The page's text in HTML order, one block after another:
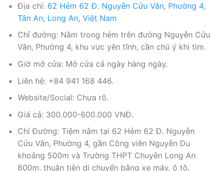
Địa chỉ: 62 Hẻm 62 Đ. Nguyễn Cửu Vân, Phường 4,
Tân An, Long An, Việt Nam
Chỉ đường: Nằm trong hẻm trên đường Nguyễn Cửu
Vân, Phường 4, khu vực yên tĩnh, cần chú ý khi tìm.
Giờ mở cửa: Mở cửa cả ngày hàng ngày.
Liên hệ: +84 941 168 446.
Website/Social: Chưa rõ.
Giá cả: 300.000-600.000 VNĐ.
Chỉ Đường: Tiệm nằm tại 62 Hẻm 62 Đ. Nguyễn
Cửu Vân, Phường 4, gần Công viên Nguyễn Du
khoảng 500m và Trường THPT Chuyên Long An
800m, thuận tiện di chuyển bằng xe máy, ô tô.